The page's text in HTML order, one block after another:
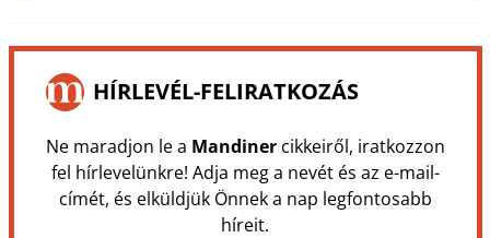
HÍRLEVÉL-FELIRATKOZÁS
Ne maradjon le a Mandinercikkeiről, iratkozzon
fel hírlevelünkre! Adja meg a nevét és az e-mail-
címét, és elküldjük Önnek a nap legfontosabb
híreit.